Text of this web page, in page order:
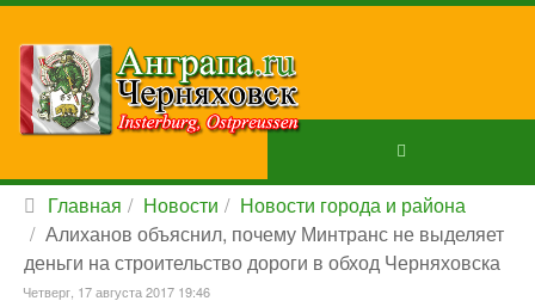
Главная Новости
Новости города и района
Алиханов объяснил, почему Минтранс не выделяет
деньги на строительство дороги в обход Черняховска
Четверг, 17 августа 2017 19:46